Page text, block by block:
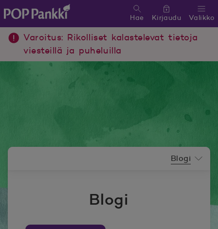
POP Pankki, etusivulle
Valikko
Hae Kirjaudu
Varoitus: Rikolliset kalastelevat tietoja
viesteillä ja puheluilla
Blogi
Blogi